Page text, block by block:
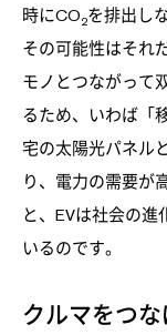
時にCO2を排出し
その可能性はそれ
モノとつながって
るため、いわば「
宅の太陽光パネル
り、電力の需要が
と、EVは社会の
いるのです。
クルマをつ